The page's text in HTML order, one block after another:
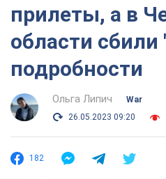
прилеты, а в
области
подробности
Ольга Липич
War
26.05.2023 09:20
182